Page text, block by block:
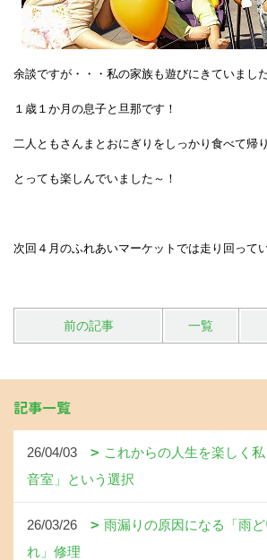
余談ですが・・・私の家族も遊びにきていまし
１歳１か月の息子と旦那です！
二人ともさんまとおにぎりをしっかり食べて帰
とっても楽しんでいました～！
次回４月のふれあいマーケットでは走り回って
前の記事 一覧
記事一覧
26/04/03
これからの人生を楽しく
音室」という選択
26/03/26
雨漏りの原因になる「雨
れ」修理